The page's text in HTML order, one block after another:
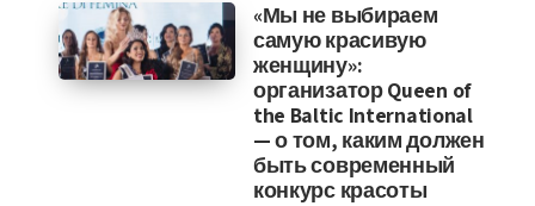
«Мы не выбираем
самую красивую
женщину»:
организатор Queen of
the Baltic International
— о том, каким должен
быть современный
конкурс красоты